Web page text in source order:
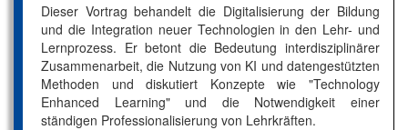
Dieser Vortrag behandelt die Digitalisierung der Bildung
und die Integration neuer Technologien in den Lehr- und
Lernprozess. Er betont die Bedeutung interdisziplinärer
Zusammenarbeit, die Nutzung von KI und datengestützten
Methoden und diskutiert Konzepte wie "Technology
Enhanced Learning" und die Notwendigkeit einer
ständigen Professionalisierung von Lehrkräften.